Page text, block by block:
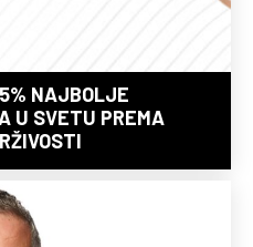
NAJBOLJE
U SVETU PREMA